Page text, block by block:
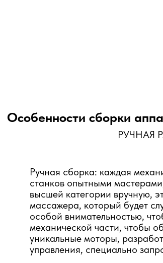
Особенности сборки
РУЧНАЯ
Ручная сборка: каждая
станков опытными
высшей категории вручную,
массажера, который будет
особой внимательностью,
механической части, чтобы
уникальные моторы,
управления, специально